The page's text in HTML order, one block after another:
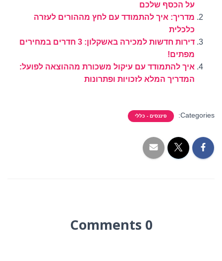
על הכסף שלכם
מדריך: איך להתמודד עם לחץ מההורים לעזרה
כלכלית
דירות חדשות למכירה באשקלון: 3 חדרים במחירים
מפתים!
איך להתמודד עם עיקול משכורת מההוצאה לפועל:
המדריך המלא לזכויות ופתרונות
Categories: פיננסים - כללי
0 Comments